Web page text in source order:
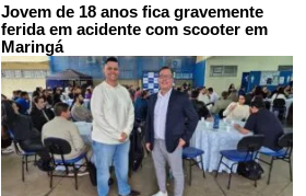
Jovem de 18 anos fica gravemente
ferida em acidente com scooter em
Maringá